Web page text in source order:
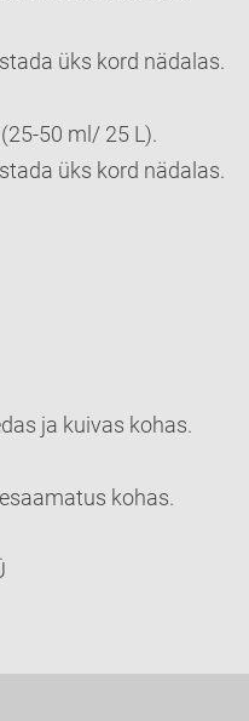
üks kord nädalas.
50 ml/ 25 L).
üks kord nädalas.
ja kuivas kohas.
kohas.